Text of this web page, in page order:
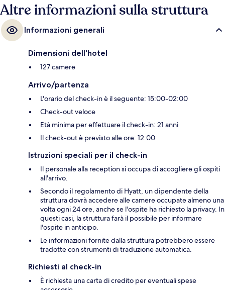
Altre informazioni sulla struttura
Informazioni generali
Dimensioni dell'hotel
127 camere
Arrivo/partenza
L'orario del check-in è il seguente: 15:00-02:00
Check-out veloce
Età minima per effettuare il check-in: 21 anni
Il check-out è previsto alle ore: 12:00
Istruzioni speciali per il check-in
Il personale alla reception si occupa di accogliere gli ospiti
all'arrivo.
Secondo il regolamento di Hyatt, un dipendente della
struttura dovrà accedere alle camere occupate almeno una
volta ogni 24 ore, anche se l'ospite ha richiesto la privacy. In
questi casi, la struttura farà il possibile per informare
l'ospite in anticipo.
Le informazioni fornite dalla struttura potrebbero essere
tradotte con strumenti di traduzione automatica.
Richiesti al check-in
È richiesta una carta di credito per eventuali spese